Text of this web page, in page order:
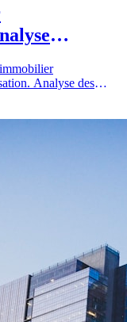
Analyse des